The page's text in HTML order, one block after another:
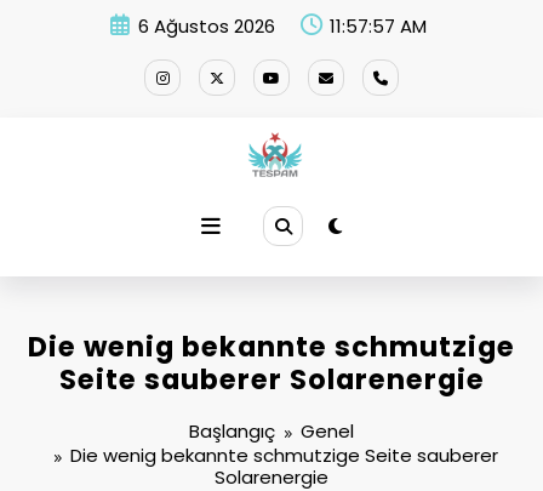
6 Ağustos 2026 11:57:58 AM
Die wenig bekannte schmutzige
Seite sauberer Solarenergie
Başlangıç
Genel
Die wenig bekannte schmutzige Seite sauberer
Solarenergie